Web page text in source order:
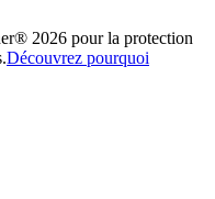
2026 pour la protection
Découvrez pourquoi